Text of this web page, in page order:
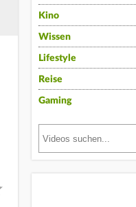
Kino
Wissen
Lifestyle
Reise
Gaming